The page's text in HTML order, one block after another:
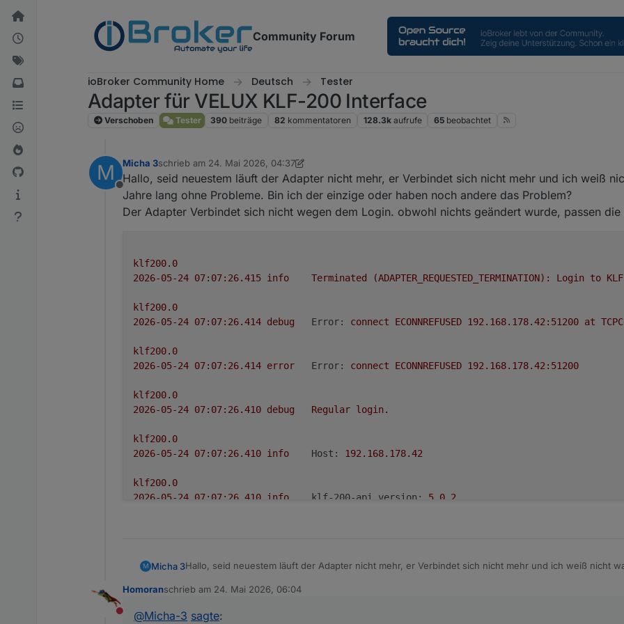
Weiter zum Inhalt
Community Forum
ioBroker Community Home Deutsch Tester
Adapter für VELUX KLF-200 Interface
Verschoben Tester 390 beiträge 82 kommentatoren 128.3k aufrufe 65 beobachtet
M
Offline
Micha 3schrieb am 24. Mai 2026, 04:37
zuletzt editiert von Micha 3
Hallo, seid neuestem läuft der Adapter nicht mehr, er Verbindet sich nicht mehr und ich weiß
Jahre lang ohne Probleme. Bin ich der einzige oder haben noch andere das Problem?
Der Adapter Verbindet sich nicht wegen dem Login. obwohl nichts geändert wurde, passen die
klf200.0
info Terminated (ADAPTER_REQUESTED_TERMINATION): Login to
klf200.0
debug Error: connect ECONNREFUSED 192.168.178.42:51200 at
klf200.0
error Error: connect ECONNREFUSED 192.168.178.42:51200
klf200.0
debug Regular login.
klf200.0
info Host: 192.168.178.42
klf200.0
info klf-200-api version: 5.0 .2
klf200.0
2026-05-24 07:07:26.398 info
M Micha 3Hallo, seid neuestem läuft der Adapter nicht mehr, er Verbindet sich nicht mehr und ich weiß nicht
Der Adapter Verbindet sich nicht wegen dem Login. obwohl nichts geändert wurde, passen die
2026-05-24 07:07:26.415	info	Terminated
Nicht stören
Homoranschrieb am 24. Mai 2026, 06:04
zuletzt editiert von
@Micha-3 sagte: